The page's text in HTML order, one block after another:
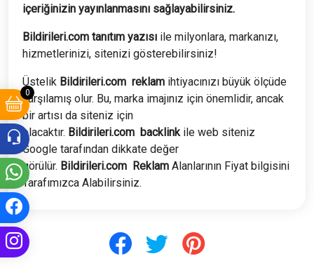
0
içeriğinizin yayınlanmasını sağlayabilirsiniz.
Bildirileri.com tanıtım yazısı ile milyonlara, markanızı,
hizmetlerinizi, sitenizi gösterebilirsiniz!
Üstelik Bildirileri.com reklam ihtiyacınızı büyük ölçüde
karşılamış olur. Bu, marka imajınız için önemlidir, ancak
bir artısı da siteniz için
olacaktır. Bildirileri.com backlinkile web siteniz
Google tarafından dikkate değer
görülür. Bildirileri.com Reklam Alanlarının Fiyat bilgisini
Tarafımızca Alabilirsiniz.